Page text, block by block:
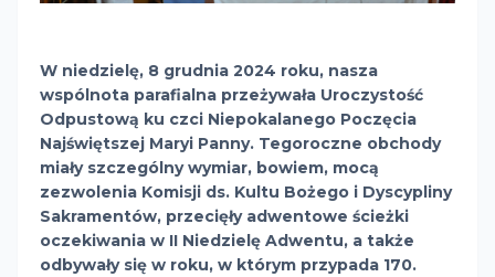
W niedzielę, 8 grudnia 2024 roku, nasza
wspólnota parafialna przeżywała Uroczystość
Odpustową ku czci Niepokalanego Poczęcia
Najświętszej Maryi Panny. Tegoroczne obchody
miały szczególny wymiar, bowiem, mocą
zezwolenia Komisji ds. Kultu Bożego i Dyscypliny
Sakramentów, przecięły adwentowe ścieżki
oczekiwania w II Niedzielę Adwentu, a także
odbywały się w roku, w którym przypada 170.